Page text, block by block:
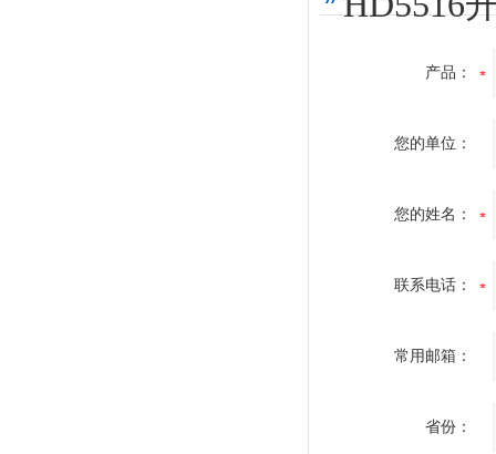
产品：
您的单位：
您的姓名：
联系电话：
常用邮箱：
省份：